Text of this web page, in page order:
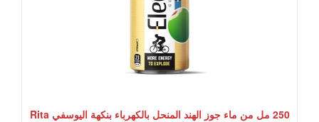
250 مل من ماء جوز الهند المنحل بالكهرباء بنكهة اليوسفي Rita